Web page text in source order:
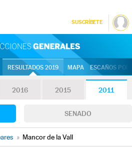
SUSCRÍBETE
RESULTADOS 2019 MAPA ESCAÑOS
2016 2015 2011
SENADO
» Mancor de la Vall